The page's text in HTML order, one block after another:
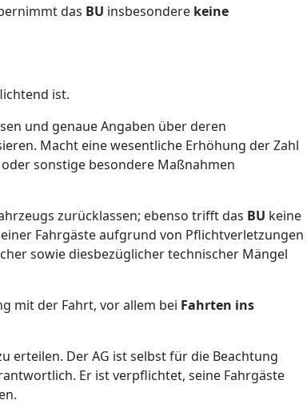
das BU insbesondere keine
ist.
und genaue Angaben über deren
Macht eine wesentliche Erhöhung der Zahl
sonstige besondere Maßnahmen
zurücklassen; ebenso trifft das BU keine
Fahrgäste aufgrund von Pflichtverletzungen
sowie diesbezüglicher technischer Mängel
mit der Fahrt, vor allem bei Fahrten ins
erteilen. Der AG ist selbst für die Beachtung
Er ist verpflichtet, seine Fahrgäste